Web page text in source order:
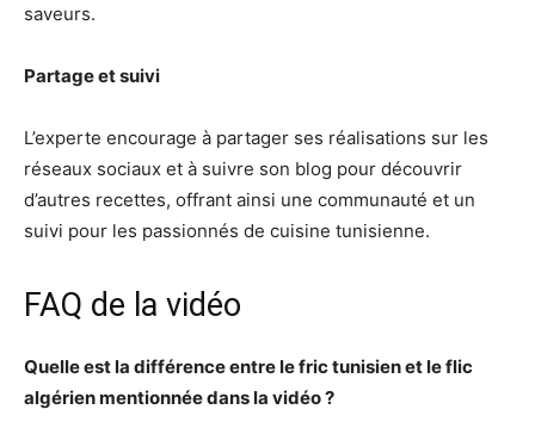
saveurs.
Partage et suivi
L’experte encourage à partager ses réalisations sur les
réseaux sociaux et à suivre son blog pour découvrir
d’autres recettes, offrant ainsi une communauté et un
suivi pour les passionnés de cuisine tunisienne.
FAQ de la vidéo
Quelle est la différence entre le fric tunisien et le flic
algérien mentionnée dans la vidéo ?